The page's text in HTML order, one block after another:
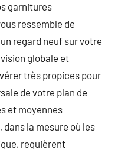
garnitures
ressemble de
regard neuf sur votre
globale et
très propices pour
de votre plan de
et moyennes
la mesure où les
requièrent